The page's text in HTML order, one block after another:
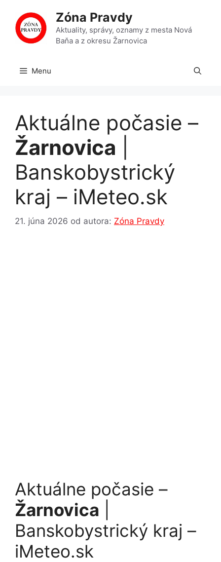
obsah
Zóna Pravdy
Aktuality, správy, oznamy z mesta Nová
Baňa a z okresu Žarnovica
Menu
Aktuálne počasie –
Žarnovica
Banskobystrický
kraj – iMeteo.sk
21. júna 2026 od autora: Zóna Pravdy
Aktuálne počasie –
Žarnovica
Banskobystrický kraj –
iMeteo.sk